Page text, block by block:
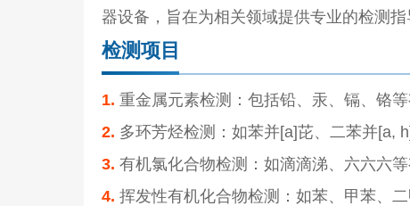
器设备，旨在为相关领域提供专业的检测指
检测项目
1. 重金属元素检测：包括铅、汞、镉、铬等
2. 多环芳烃检测：如苯并[a]芘、二苯并[a,
3. 有机氯化合物检测：如滴滴涕、六六六等
4. 挥发性有机化合物检测：如苯、甲苯、